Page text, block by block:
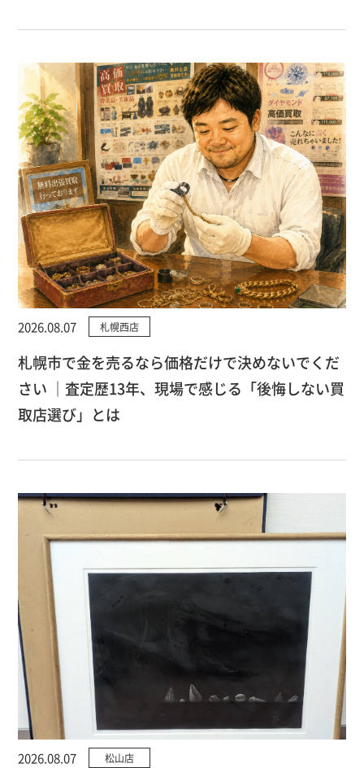
2026.08.07 札幌西店
札幌市で金を売るなら価格だけで決めないでくだ
さい ｜査定歴13年、現場で感じる「後悔しない買
取店選び」とは
2026.08.07 松山店